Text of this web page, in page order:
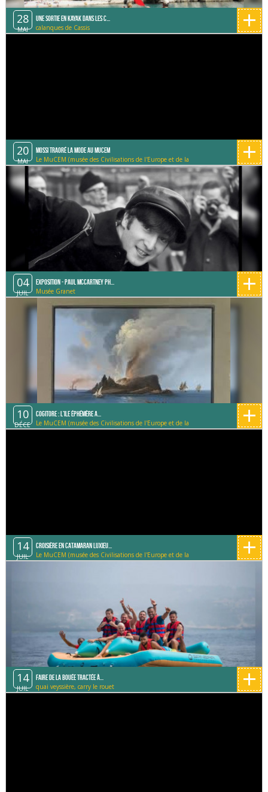
28
MAI
Une sortie en Kayak dans les C...
calanques de Cassis +
20
MAI
Mossi Traoré la mode au Mucem
Le MuCEM (musée des Civilisations de l'Europe et de la
Méditerranée)
+
04
JUIL
Exposition - Paul McCartney Ph...
Musée Granet +
10
DÉCE
Cogitore : L'ile éphémère a...
Le MuCEM (musée des Civilisations de l'Europe et de la
+
14
JUIL
Croisière en catamaran Luxieu...
Le MuCEM (musée des Civilisations de l'Europe et de la
+
14
JUIL
Faire de la bouée tractée à...
quai veyssière, carry le rouet +